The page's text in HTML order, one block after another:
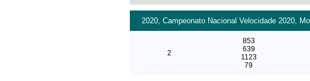
2020, Campeonato Nacional Velocidade 2020,
2
853
639
1123
79